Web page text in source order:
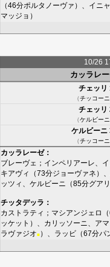
（46分ポルタノーヴァ ）、 イニ
マッジョ ）
10/26
カッラレ
チェッリ
（チッコーニ
チェッリ
（ケルビーニ
ケルビーニ
（チッコーニ
カッラレーゼ：
ブレーヴェ ； インペリアーレ
キアヴィ
（73分ジョーヴァネ ）、
ッツィ
ケルビーニ （85分グア
チッタデッラ ：
カストラティ ； マシアンジェロ
ッケット ）、 カリッソーニ ア
ラヴァジオ■ ）、 ラッビ （67分パ